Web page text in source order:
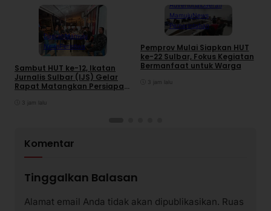
DaerahMamuju
NewsPeristiwa
Sambut HUT ke-12, Ikatan
Jurnalis Sulbar (IJS) Gelar
Rapat Matangkan Persiapan
3 jam lalu
AdvertorialDaerah
MamujuNews
Pemerintahan
Pemprov Mulai Siapkan HUT
ke-22 Sulbar, Fokus Kegiatan
Bermanfaat untuk Warga
3 jam lalu
Komentar
Tinggalkan Balasan
Alamat email Anda tidak akan dipublikasikan. Ruas